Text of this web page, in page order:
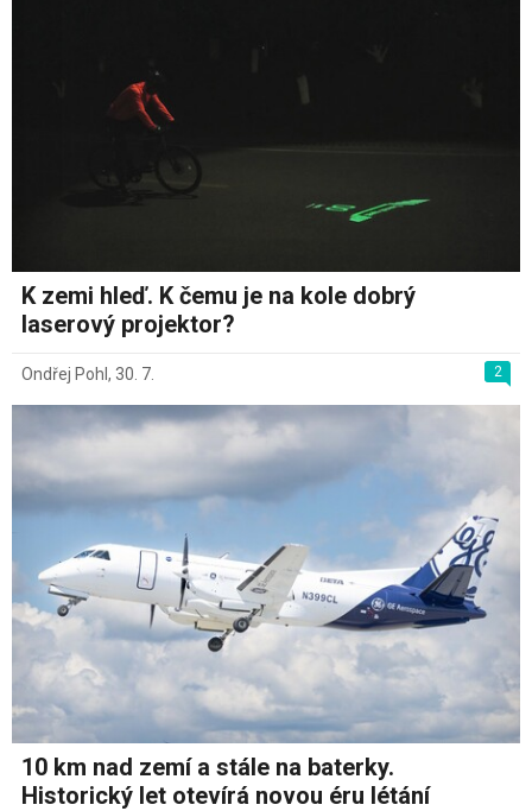
K zemi hleď. K čemu je na kole dobrý
laserový projektor?
2
Ondřej Pohl , 30. 7.
10 km nad zemí a stále na baterky.
Historický let otevírá novou éru létání